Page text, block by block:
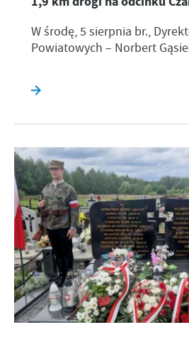
W środę, 5 sierpnia br.,
Powiatowych – Norbert